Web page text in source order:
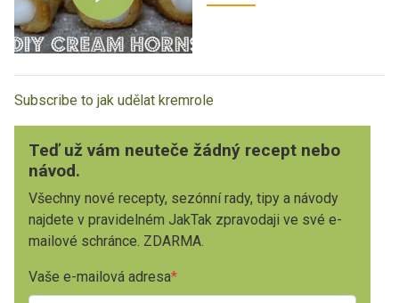
Subscribe to jak udělat kremrole
Teď už vám neuteče žádný recept nebo
návod.
Všechny nové recepty, sezónní rady, tipy a návody
najdete v pravidelném JakTak zpravodaji ve své e-
mailové schránce. ZDARMA.
Vaše e-mailová adresa